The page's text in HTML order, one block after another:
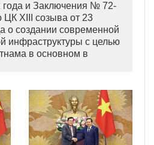
года и Заключения № 72-
XIII созыва от 23
о создании современной
инфраструктуры с целью
в основном в